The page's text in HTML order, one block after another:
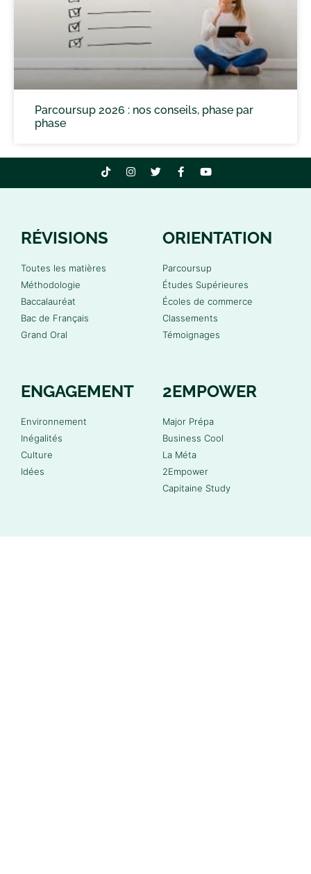
Parcoursup 2026 : nos conseils, phase par
phase
RÉVISIONS
Toutes les matières
Méthodologie
Baccalauréat
Bac de Français
Grand Oral
ORIENTATION
Parcoursup
Études Supérieures
Écoles de commerce
Classements
Témoignages
ENGAGEMENT
Environnement
Inégalités
Culture
Idées
2EMPOWER
Major Prépa
Business Cool
La Méta
2Empower
Capitaine Study